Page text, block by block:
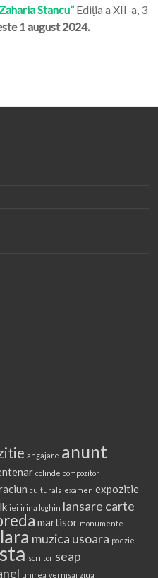
Stancu”Ediția a XII-a, 3
1 august 2024.
angajare anunt
colinde compozitor
culturala examen expozitie
iei irina loghin lansare carte
martisor monumente
muzica usoara poezie
scriitor seap
unirea vernisaj ziua